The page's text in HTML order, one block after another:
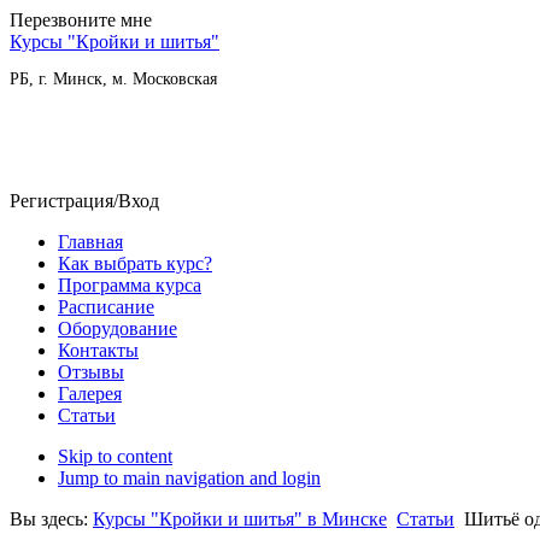
Перезвоните мне
Курсы "Кройки и шитья"
РБ, г. Минск, м. Московская
Регистрация/Вход
Главная
Как выбрать курс?
Программа курса
Расписание
Оборудование
Контакты
Отзывы
Галерея
Статьи
Skip to content
Jump to main navigation and login
Вы здесь: Курсы "Кройки и шитья" в Минске Статьи Шитьё